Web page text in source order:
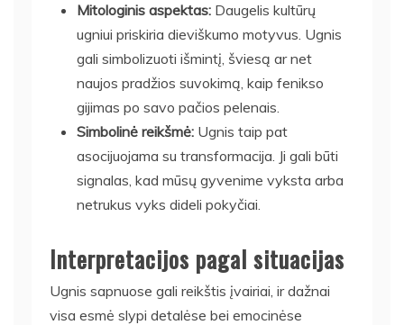
Mitologinis aspektas: Daugelis kultūrų
ugniui priskiria dieviškumo motyvus. Ugnis
gali simbolizuoti išmintį, šviesą ar net
naujos pradžios suvokimą, kaip fenikso
gijimas po savo pačios pelenais.
Simbolinė reikšmė: Ugnis taip pat
asocijuojama su transformacija. Ji gali būti
signalas, kad mūsų gyvenime vyksta arba
netrukus vyks dideli pokyčiai.
Interpretacijos pagal situacijas
Ugnis sapnuose gali reikštis įvairiai, ir dažnai
visa esmė slypi detalėse bei emocinėse